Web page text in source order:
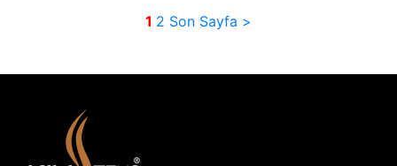
1 2 Son Sayfa >